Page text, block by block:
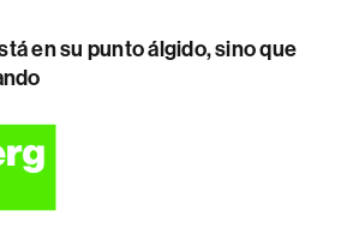
en su punto álgido, sino que